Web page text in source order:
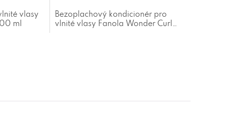
vlasy
ml
Bezoplachový kondicionér pro
vlnité vlasy Fanola Wonder Curl